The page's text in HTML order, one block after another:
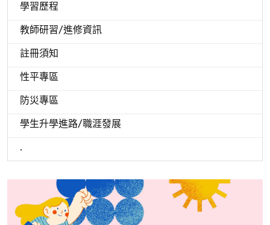
學習歷程
教師研習/進修資訊
註冊須知
性平專區
防災專區
學生升學進路/職涯發展
.